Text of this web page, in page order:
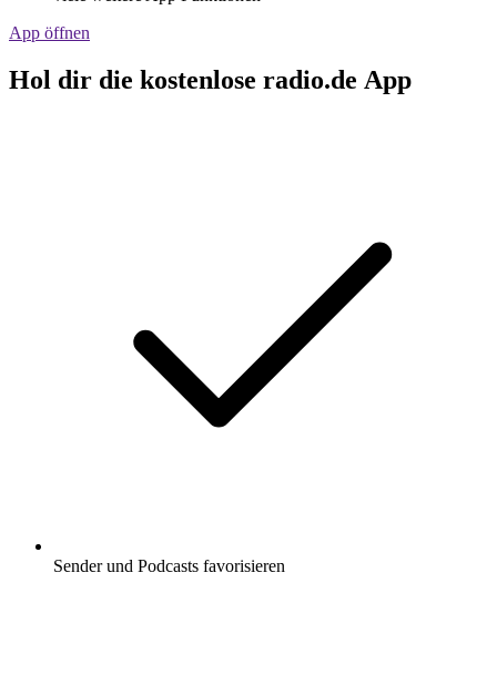
App öffnen
Hol dir die kostenlose radio.de App
Sender und Podcasts favorisieren